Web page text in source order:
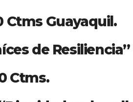
Resiliencia”